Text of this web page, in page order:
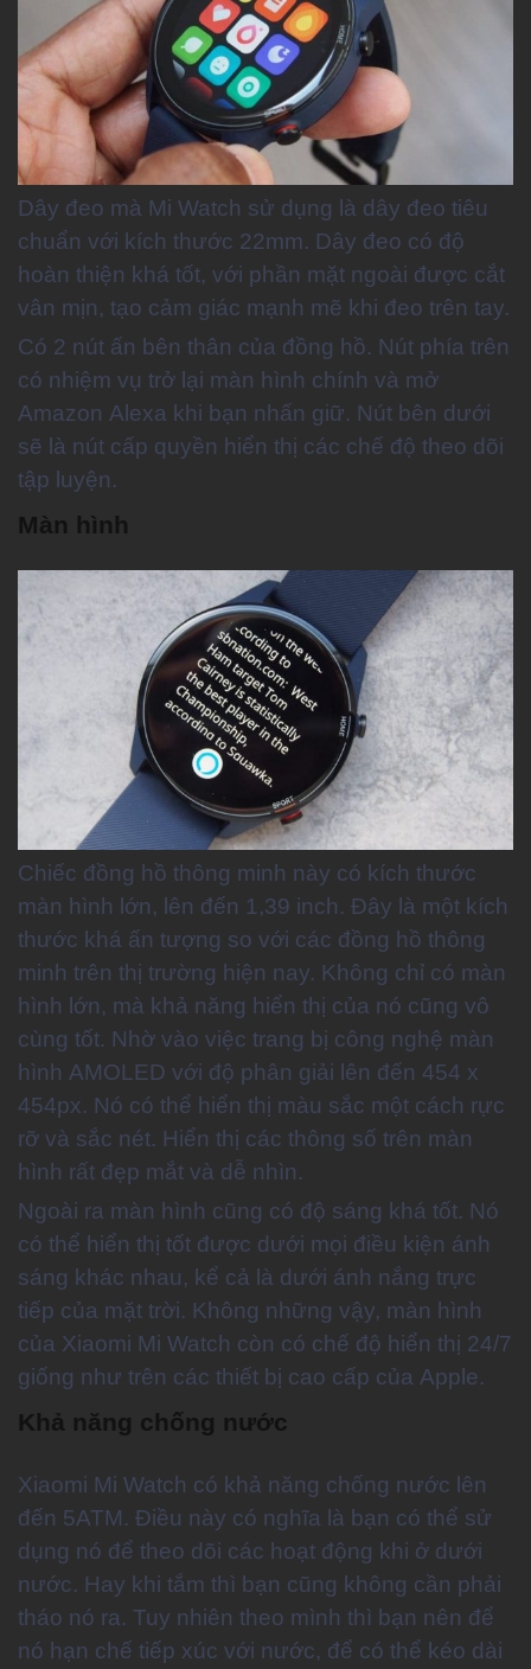
Dây đeo mà Mi Watch sử dụng là dây đeo tiêu
chuẩn với kích thước 22mm. Dây đeo có độ
hoàn thiện khá tốt, với phần mặt ngoài được cắt
vân mịn, tạo cảm giác mạnh mẽ khi đeo trên tay.
Có 2 nút ấn bên thân của đồng hồ. Nút phía trên
có nhiệm vụ trở lại màn hình chính và mở
Amazon Alexa khi bạn nhấn giữ. Nút bên dưới
sẽ là nút cấp quyền hiển thị các chế độ theo dõi
tập luyện.
Màn hình
Chiếc đồng hồ thông minh này có kích thước
màn hình lớn, lên đến 1,39 inch. Đây là một kích
thước khá ấn tượng so với các đồng hồ thông
minh trên thị trường hiện nay. Không chỉ có màn
hình lớn, mà khả năng hiển thị của nó cũng vô
cùng tốt. Nhờ vào việc trang bị công nghệ màn
hình AMOLED với độ phân giải lên đến 454 x
454px. Nó có thể hiển thị màu sắc một cách rực
rỡ và sắc nét. Hiển thị các thông số trên màn
hình rất đẹp mắt và dễ nhìn.
Ngoài ra màn hình cũng có độ sáng khá tốt. Nó
có thể hiển thị tốt được dưới mọi điều kiện ánh
sáng khác nhau, kể cả là dưới ánh nắng trực
tiếp của mặt trời. Không những vậy, màn hình
của Xiaomi Mi Watch còn có chế độ hiển thị 24/7
giống như trên các thiết bị cao cấp của Apple.
Khả năng chống nước
Xiaomi Mi Watch có khả năng chống nước lên
đến 5ATM. Điều này có nghĩa là bạn có thể sử
dụng nó để theo dõi các hoạt động khi ở dưới
nước. Hay khi tắm thì bạn cũng không cần phải
tháo nó ra. Tuy nhiên theo mình thì bạn nên để
nó hạn chế tiếp xúc với nước, để có thể kéo dài